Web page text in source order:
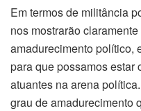
Em termos de militância
nos mostrarão
amadurecimento político,
para que possamos estar
atuantes na arena
grau de amadurecimento